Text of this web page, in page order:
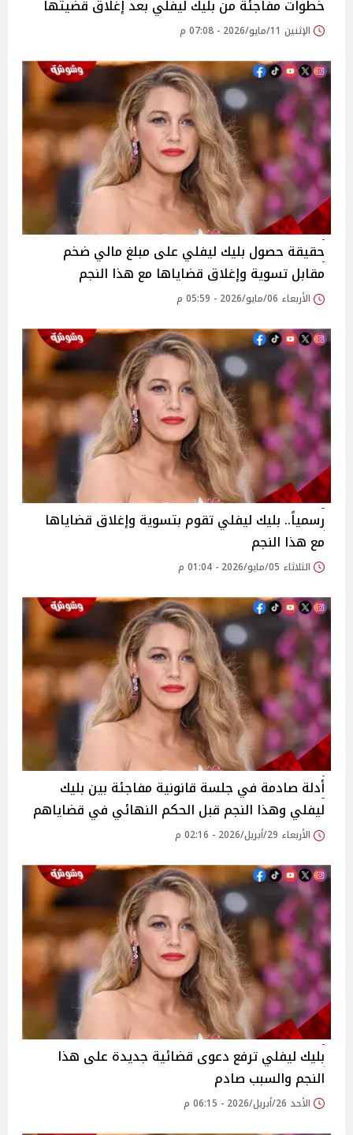
خطوات مفاجئة من بليك ليفلي بعد إغلاق قضيتها
الإثنين 11/مايو/2026 - 07:08 م
حقيقة حصول بليك ليفلي على مبلغ مالي ضخم
مقابل تسوية وإغلاق قضاياها مع هذا النجم
الأربعاء 06/مايو/2026 - 05:59 م
رسمياً.. بليك ليفلي تقوم بتسوية وإغلاق قضاياها
مع هذا النجم
الثلاثاء 05/مايو/2026 - 01:04 م
أدلة صادمة في جلسة قانونية مفاجئة بين بليك
ليفلي وهذا النجم قبل الحكم النهائي في قضاياهم
الأربعاء 29/أبريل/2026 - 02:16 م
بليك ليفلي ترفع دعوى قضائية جديدة على هذا
النجم والسبب صادم
الأحد 26/أبريل/2026 - 06:15 م